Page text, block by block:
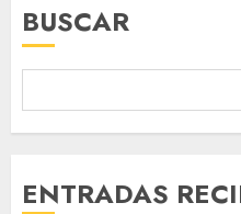
BUSCAR
ENTRADAS